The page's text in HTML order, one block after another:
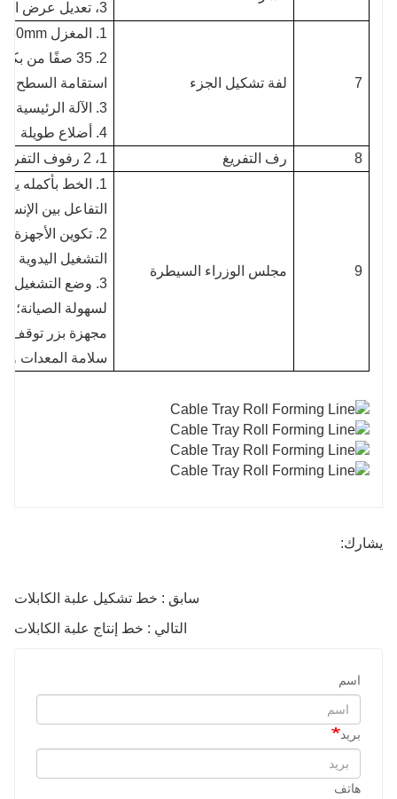
3، تعديل عرض
7 لفة تشكيل الجزء
1. المغزل φ80mm، السطح مطلي بالكروم الصلب 5. دليل التغذية الممتد
استقامة السطح
3. الآلة الرئيسية مقسمة إلى 3 أقسام. 7. مادة اللفة: GCR15
4. أضلاع طويلة على الجانب 8. تغذية كهربائية
8
رف التفريغ 1، 2 رفوف التفريغ السلبي
9 مجلس الوزراء السيطرة
التفاعل بين
2. تكوين
التشغيل اليدوية
3. وضع التشغيل:
لسهولة الصيانة؛
مجهزة بزر توقف
سلامة المعدات
يشارك:
سابق : خط تشكيل علبة الكابلات
التالي : خط إنتاج علبة الكابلات
اسم
بريد
هاتف